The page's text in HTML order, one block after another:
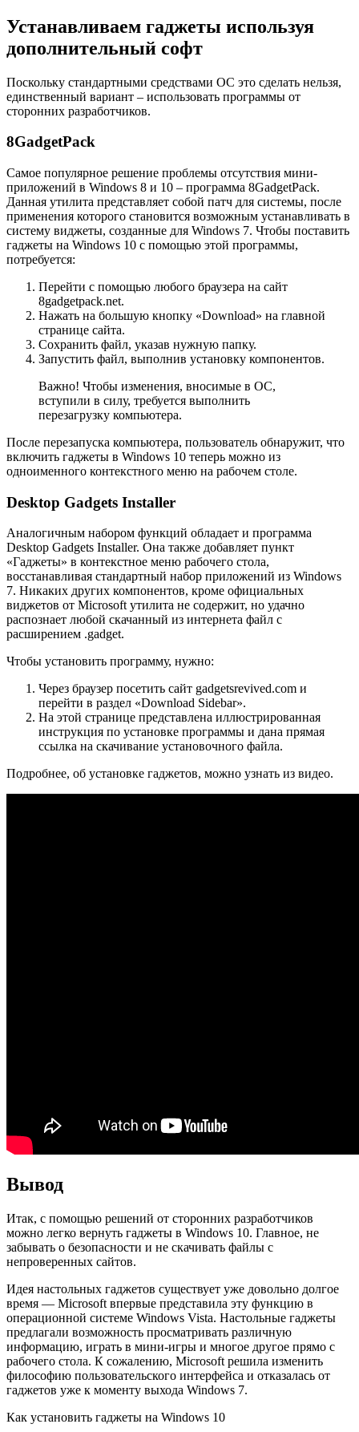
Устанавливаем гаджеты используя
дополнительный софт
Поскольку стандартными средствами ОС это сделать нельзя,
единственный вариант – использовать программы от
сторонних разработчиков.
8GadgetPack
Самое популярное решение проблемы отсутствия мини-
приложений в Windows 8 и 10 – программа 8GadgetPack.
Данная утилита представляет собой патч для системы, после
применения которого становится возможным устанавливать в
систему виджеты, созданные для Windows 7. Чтобы поставить
гаджеты на Windows 10 с помощью этой программы,
потребуется:
Перейти с помощью любого браузера на сайт
8gadgetpack.net.
Нажать на большую кнопку «Download» на главной
странице сайта.
Сохранить файл, указав нужную папку.
Запустить файл, выполнив установку компонентов.
Важно! Чтобы изменения, вносимые в ОС,
вступили в силу, требуется выполнить
перезагрузку компьютера.
После перезапуска компьютера, пользователь обнаружит, что
включить гаджеты в Windows 10 теперь можно из
одноименного контекстного меню на рабочем столе.
Desktop Gadgets Installer
Аналогичным набором функций обладает и программа
Desktop Gadgets Installer. Она также добавляет пункт
«Гаджеты» в контекстное меню рабочего стола,
восстанавливая стандартный набор приложений из Windows
7. Никаких других компонентов, кроме официальных
виджетов от Microsoft утилита не содержит, но удачно
распознает любой скачанный из интернета файл с
расширением .gadget.
Чтобы установить программу, нужно:
Через браузер посетить сайт gadgetsrevived.com и
перейти в раздел «Download Sidebar».
На этой странице представлена иллюстрированная
инструкция по установке программы и дана прямая
ссылка на скачивание установочного файла.
Подробнее, об установке гаджетов, можно узнать из видео.
Вывод
Итак, с помощью решений от сторонних разработчиков
можно легко вернуть гаджеты в Windows 10. Главное, не
забывать о безопасности и не скачивать файлы с
непроверенных сайтов.
Идея настольных гаджетов существует уже довольно долгое
время — Microsoft впервые представила эту функцию в
операционной системе Windows Vista. Настольные гаджеты
предлагали возможность просматривать различную
информацию, играть в мини-игры и многое другое прямо с
рабочего стола. К сожалению, Microsoft решила изменить
философию пользовательского интерфейса и отказалась от
гаджетов уже к моменту выхода Windows 7.
Как установить гаджеты на Windows 10